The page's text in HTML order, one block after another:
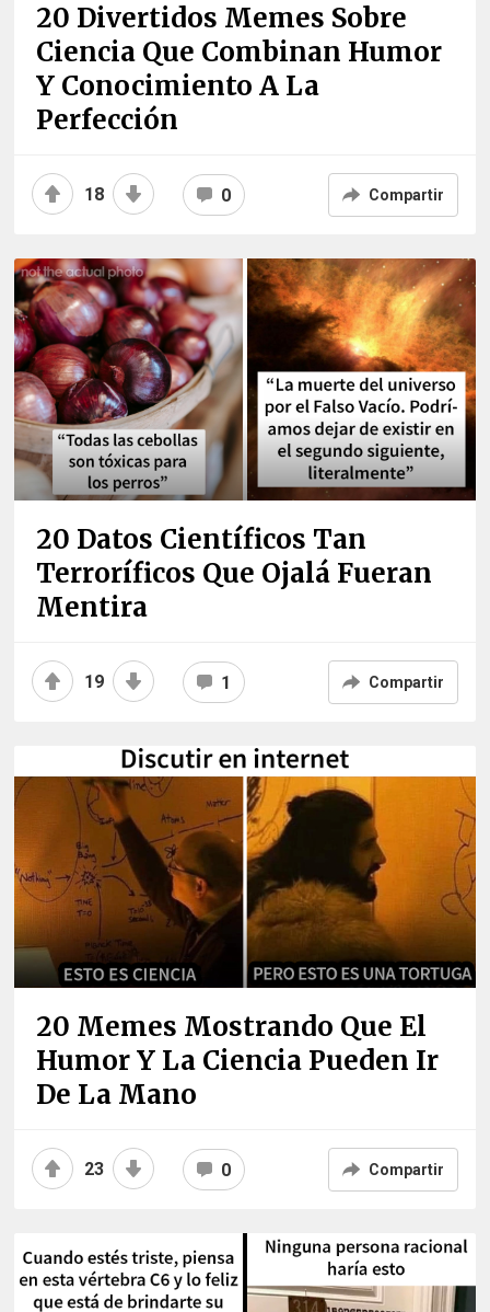
20 Divertidos Memes Sobre
Ciencia Que Combinan Humor
Y Conocimiento A La
Perfección
18 0 Compartir
20 Datos Científicos Tan
Terroríficos Que Ojalá Fueran
Mentira
19 1 Compartir
20 Memes Mostrando Que El
Humor Y La Ciencia Pueden Ir
De La Mano
23 0 Compartir